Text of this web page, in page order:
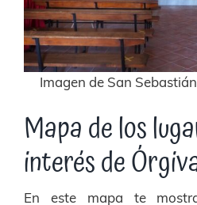
Imagen de San
Mapa de los
interés de
En este mapa te